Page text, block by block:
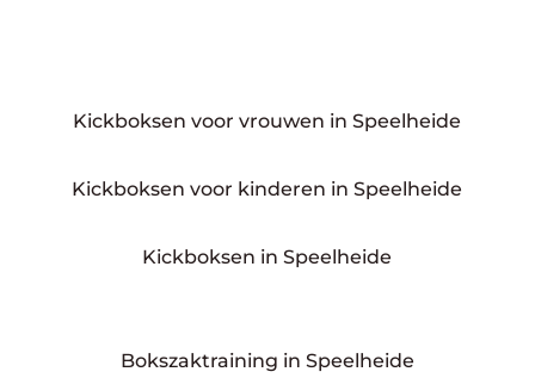
Kickboksen voor vrouwen in Speelheide
Kickboksen voor kinderen in Speelheide
Kickboksen in Speelheide
Bokszaktraining in Speelheide